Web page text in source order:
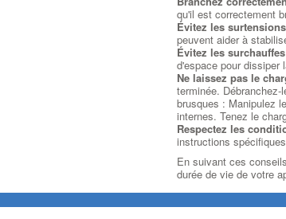
qu'il est correctement
Évitez les surtensions
peuvent aider à
Évitez les surchauffes
d'espace pour dissiper
Ne laissez pas le
terminée.
brusques : Manipulez
internes. Tenez le
Respectez les
instructions
En suivant ces
durée de vie de votre